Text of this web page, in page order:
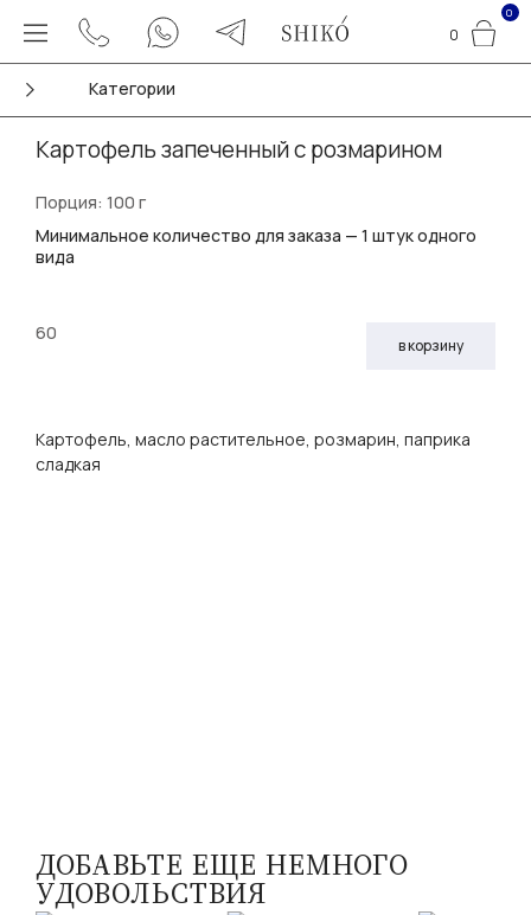
0
0
Категории
Картофель запеченный с розмарином
Порция: 100 г
Минимальное количество для заказа — 1 штук одного
вида
60
в корзину
Картофель, масло растительное, розмарин, паприка
сладкая
ДОБАВЬТЕ ЕЩЕ НЕМНОГО
УДОВОЛЬСТВИЯ